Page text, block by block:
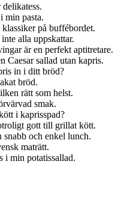
min pasta.
på buffébordet.
alla uppskattar.
är en perfekt aptitretare.
Caesar sallad utan kapris.
in i ditt bröd?
bröd.
rätt som helst.
smak.
i kaprisspad?
gott till grillat kött.
snabb och enkel lunch.
maträtt.
i min potatissallad.